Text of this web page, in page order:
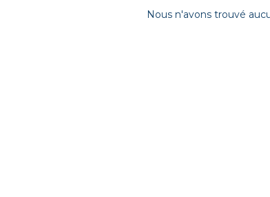
Nous n'avons trouvé